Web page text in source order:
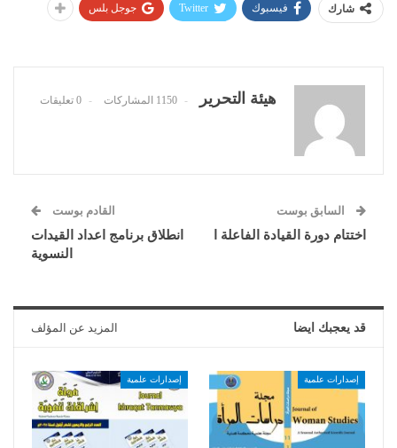
شارك فيسبوك Twitter جوجل بلس
هيئة التحرير 1150 المشاركات 0 تعليقات
السابق بوست
اختتام دورة القيادة الفاعلة ا
القادم بوست
انطلاق برنامج اعداد القيدات
النسوية
قد يعجبك ايضا المزيد عن المؤلف
إصدارات علمية إصدارات علمية